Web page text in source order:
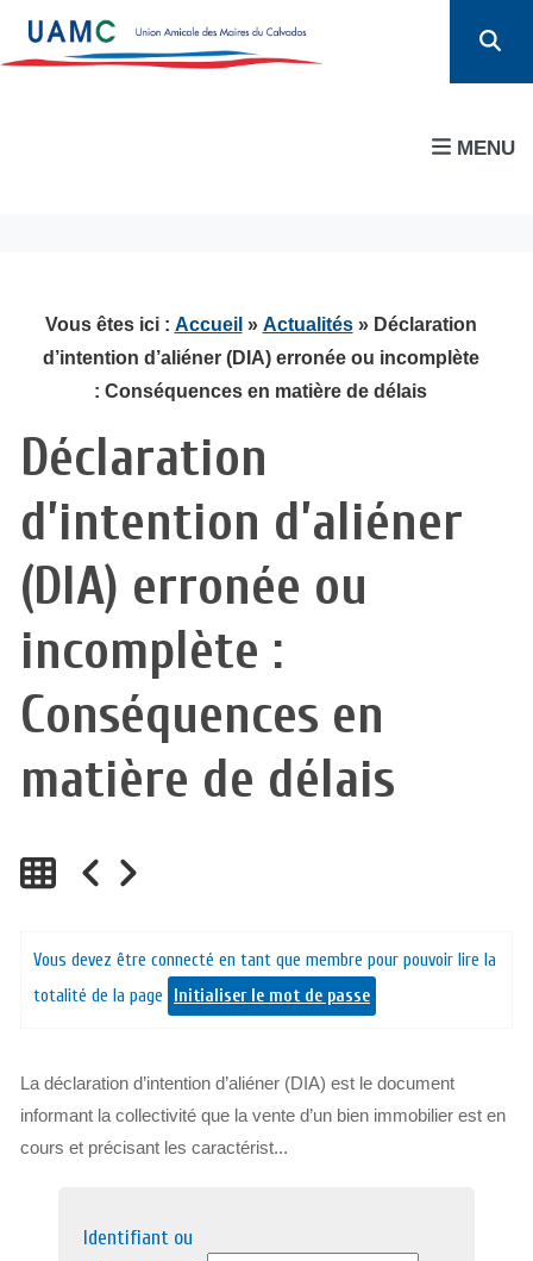
MENU
Vous êtes ici : Accueil » Actualités» Déclaration
d’intention d’aliéner (DIA) erronée ou incomplète
: Conséquences en matière de délais
Déclaration
d’intention d’aliéner
(DIA) erronée ou
incomplète :
Conséquences en
matière de délais
Vous devez être connecté en tant que membre pour pouvoir lire la
totalité de la page
Initialiser le mot de passe
La déclaration d’intention d’aliéner (DIA) est le document
informant la collectivité que la vente d’un bien immobilier est en
cours et précisant les caractérist...
Identifiant ou